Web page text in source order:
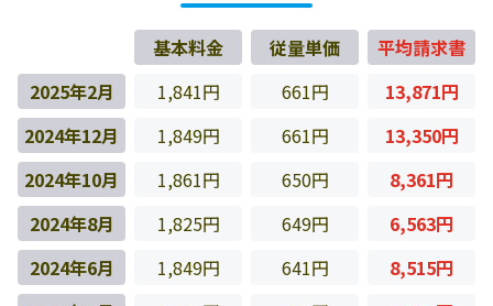
基本料金 従量単価
平均請求書
2025年2月
1,841円 661円
13,871円
2024年12月
1,849円 661円
13,350円
2024年10月
1,861円 650円
8,361円
2024年8月
1,825円 649円
6,563円
2024年6月
1,849円 641円
8,515円